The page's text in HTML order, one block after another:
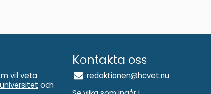
vill veta
och
Kontakta oss
redaktionen@havet.nu